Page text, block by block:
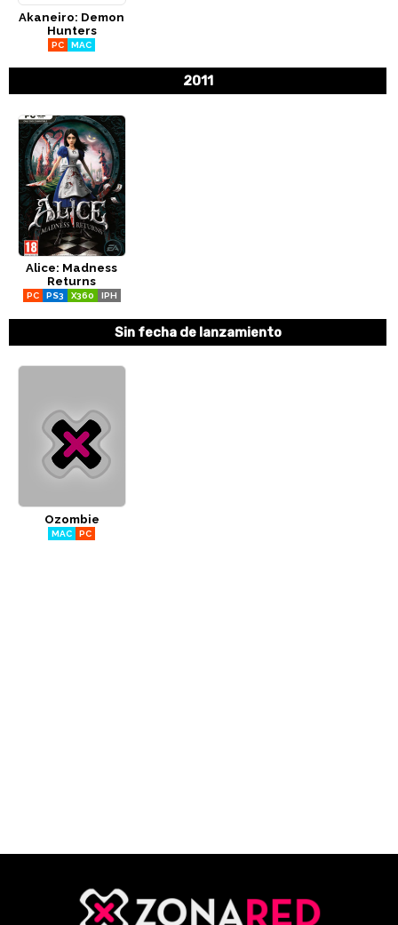
Akaneiro: Demon
Hunters
PC MAC
2011
Alice: Madness
Returns
PC PS3 X360 IPH
Sin fecha de lanzamiento
Ozombie
MAC PC